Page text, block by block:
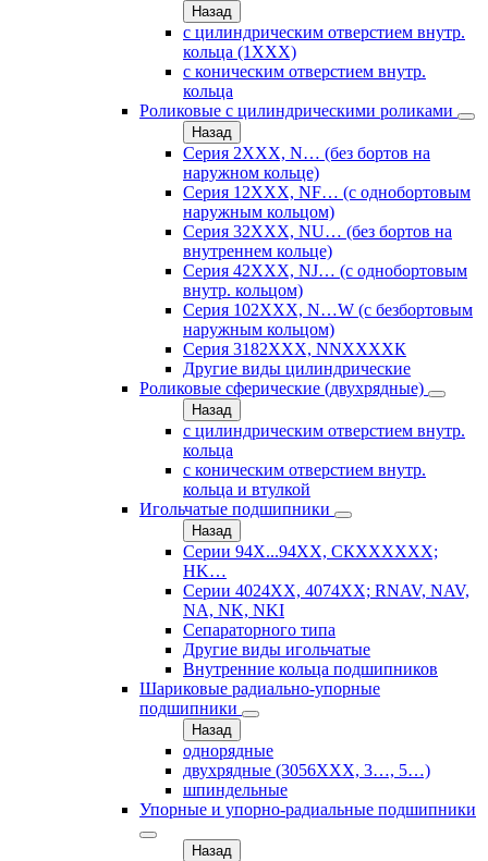
Назад
с цилиндрическим отверстием внутр.
кольца (1ХХХ)
с коническим отверстием внутр.
кольца
Роликовые с цилиндрическими роликами
Назад
Серия 2ХХХ, N… (без бортов на
наружном кольце)
Серия 12ХХХ, NF… (с однобортовым
наружным кольцом)
Серия 32ХХХ, NU… (без бортов на
внутреннем кольце)
Серия 42ХХХ, NJ… (с однобортовым
внутр. кольцом)
Серия 102ХХХ, N…W (с безбортовым
наружным кольцом)
Серия 3182ХХХ, NNХХХХК
Другие виды цилиндрические
Роликовые сферические (двухрядные)
Назад
с цилиндрическим отверстием внутр.
кольца
с коническим отверстием внутр.
кольца и втулкой
Игольчатые подшипники
Назад
Серии 94Х...94ХХ, СКХХХХХХ;
HK…
Серии 4024ХХ, 4074ХХ; RNAV, NAV,
NA, NK, NKI
Сепараторного типа
Другие виды игольчатые
Внутренние кольца подшипников
Шариковые радиально-упорные
подшипники
Назад
однорядные
двухрядные (3056ХХХ, 3…, 5…)
шпиндельные
Упорные и упорно-радиальные подшипники
Назад